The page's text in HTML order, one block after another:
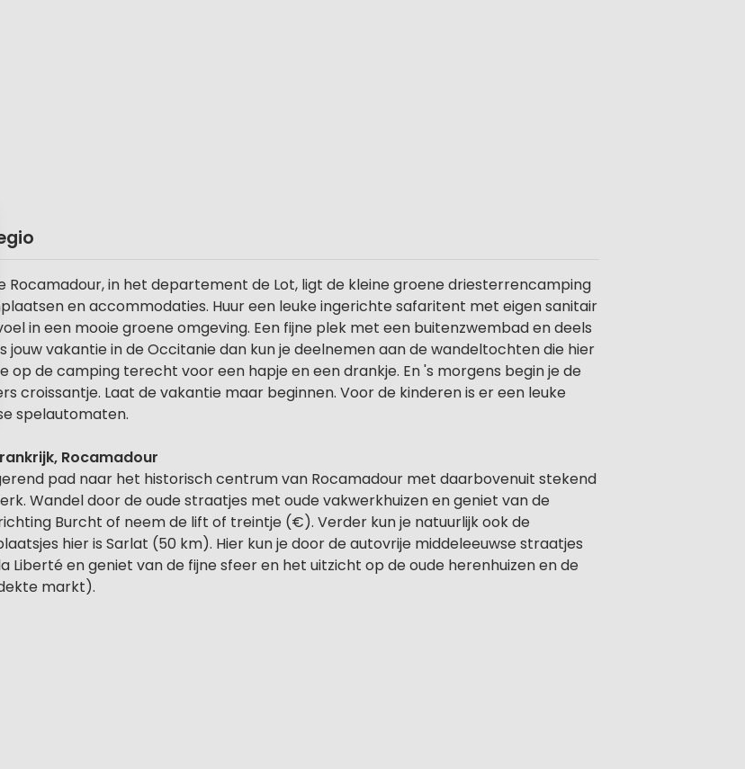
in het departement de Lot, ligt de kleine groene driesterrencamping
en accommodaties. Huur een leuke ingerichte safaritent met eigen sanitair
in een mooie groene omgeving. Een fijne plek met een buitenzwembad en deels
jouw vakantie in de Occitanie dan kun je deelnemen aan de wandeltochten die hier
op de camping terecht voor een hapje en een drankje. En 's morgens begin je de
croissantje. Laat de vakantie maar beginnen. Voor de kinderen is er een leuke
spelautomaten.
Rocamadour
pad naar het historisch centrum van Rocamadour met daarbovenuit stekend
Wandel door de oude straatjes met oude vakwerkhuizen en geniet van de
Burcht of neem de lift of treintje (€). Verder kun je natuurlijk ook de
hier is Sarlat (50 km). Hier kun je door de autovrije middeleeuwse straatjes
en geniet van de fijne sfeer en het uitzicht op de oude herenhuizen en de
markt).